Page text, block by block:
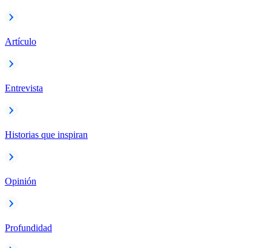
Artículo
Entrevista
Historias que inspiran
Opinión
Profundidad